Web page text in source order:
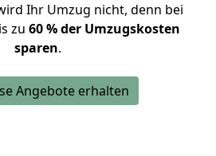
Ihr Umzug nicht, denn bei
zu 60 % der Umzugskosten
sparen.
Angebote erhalten